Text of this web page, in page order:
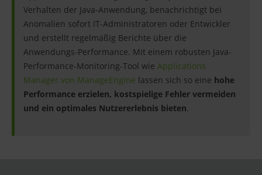
Verhalten der Java-Anwendung, benachrichtigt bei
Anomalien sofort IT-Administratoren oder Entwickler
und erstellt regelmäßig Berichte über die
Anwendungs-Performance. Mit einem robusten Java-
Performance-Monitoring-Tool wie Applications
Manager von ManageEngine lassen sich so eine hohe
Performance erzielen, kostspielige Fehler vermeiden
und ein optimales Nutzererlebnis bieten.